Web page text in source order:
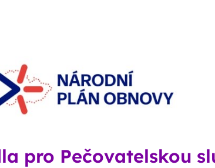
pro Pečovatelskou